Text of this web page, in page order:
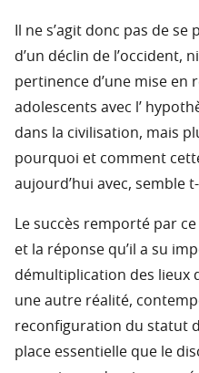
Il ne s’agit donc pas de
d’un déclin de l’occident,
pertinence d’une mise en
adolescents avec l’
dans la civilisation, mais
pourquoi et comment
aujourd’hui avec, semble
Le succès remporté par
et la réponse qu’il a su
démultiplication des lieux
une autre réalité,
reconfiguration du statut
place essentielle que le